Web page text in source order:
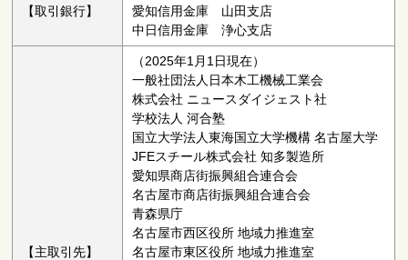
【取引銀行】
愛知信用金庫 山田支店
中日信用金庫 浄心支店
【主取引先】
（2025年1月1日現在）
一般社団法人日本木工機械工業会
株式会社 ニュースダイジェスト社
学校法人 河合塾
国立大学法人東海国立大学機構 名古屋大学
JFEスチール株式会社 知多製造所
愛知県商店街振興組合連合会
名古屋市商店街振興組合連合会
青森県庁
名古屋市西区役所 地域力推進室
名古屋市東区役所 地域力推進室